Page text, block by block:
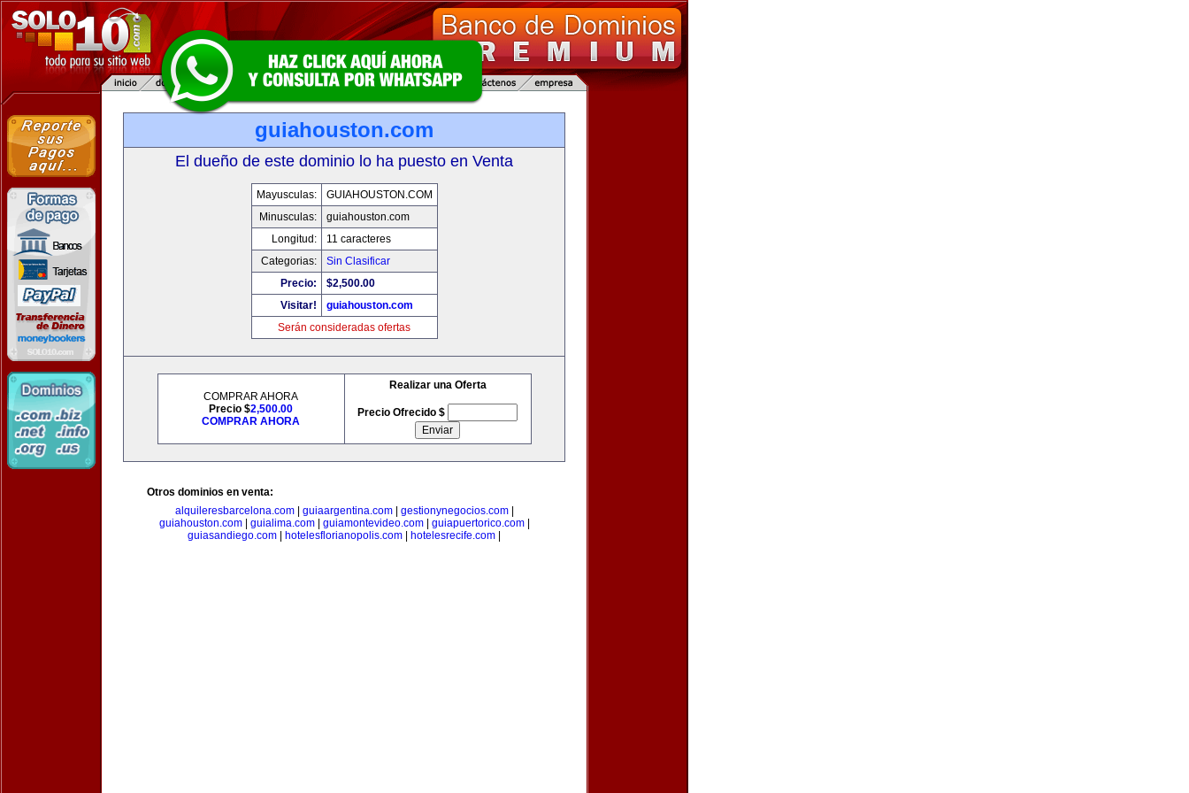
guiahouston.com
El dueño de este dominio lo ha puesto en Venta
Mayusculas:
GUIAHOUSTON.COM
Minusculas:
guiahouston.com
Longitud:
11 caracteres
Categorias:
Sin Clasificar
Precio:
$2,500.00
Visitar!
guiahouston.com
Serán consideradas ofertas
COMPRAR AHORA
Precio $2,500.00
COMPRAR AHORA
Realizar una Oferta
Precio Ofrecido $
Otros dominios en venta:
alquileresbarcelona.com| guiaargentina.com| gestionynegocios.com|
guiahouston.com| guialima.com| guiamontevideo.com| guiapuertorico.com|
guiasandiego.com
hotelesflorianopolis.com hotelesrecife.com